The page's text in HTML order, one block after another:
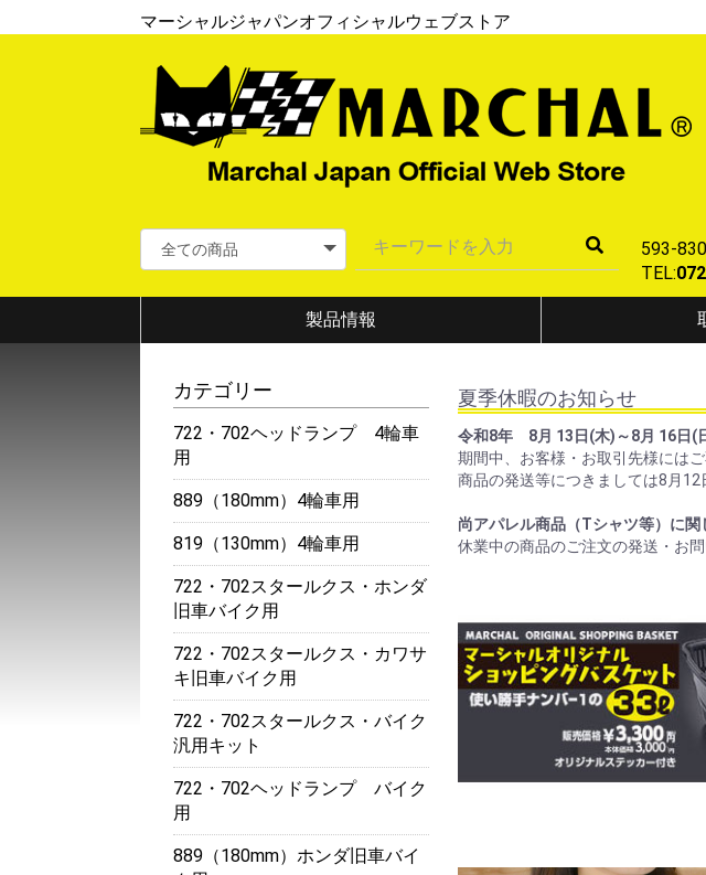
マーシャルジャパンオフィシャルウェブストア
593-
TEL:
製品情報
カテゴリー
722・702ヘッドランプ 4輪車
用
889（180mm）4輪車用
819（130mm）4輪車用
722・702スタールクス・ホンダ
旧車バイク用
722・702スタールクス・カワサ
キ旧車バイク用
722・702スタールクス・バイク
汎用キット
722・702ヘッドランプ バイク
用
889（180mm）ホンダ旧車バイ
夏季休暇のお知らせ
令和8年 8月 13日(木)～8月 16日(
期間中、お客様・お取引先様には
商品の発送等につきましては8月12
尚アパレル商品（Tシャツ等）に関
休業中の商品のご注文の発送・お